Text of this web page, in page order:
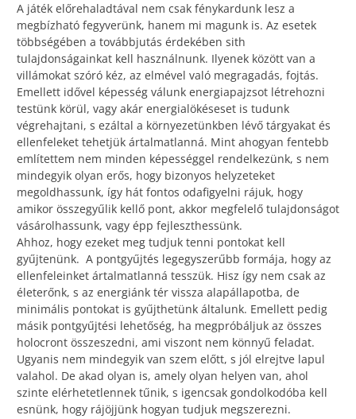
A játék előrehaladtával nem csak fénykardunk lesz a
megbízható fegyverünk, hanem mi magunk is. Az esetek
többségében a továbbjutás érdekében sith
tulajdonságainkat kell használnunk. Ilyenek között van a
villámokat szóró kéz, az elmével való megragadás, fojtás.
Emellett idővel képesség válunk energiapajzsot létrehozni
testünk körül, vagy akár energialökéseset is tudunk
végrehajtani, s ezáltal a környezetünkben lévő tárgyakat és
ellenfeleket tehetjük ártalmatlanná. Mint ahogyan fentebb
említettem nem minden képességgel rendelkezünk, s nem
mindegyik olyan erős, hogy bizonyos helyzeteket
megoldhassunk, így hát fontos odafigyelni rájuk, hogy
amikor összegyűlik kellő pont, akkor megfelelő tulajdonságot
vásárolhassunk, vagy épp fejleszthessünk.
Ahhoz, hogy ezeket meg tudjuk tenni pontokat kell
gyűjtenünk. A pontgyűjtés legegyszerűbb formája, hogy az
ellenfeleinket ártalmatlanná tesszük. Hisz így nem csak az
életerőnk, s az energiánk tér vissza alapállapotba, de
minimális pontokat is gyűjthetünk általunk. Emellett pedig
másik pontgyűjtési lehetőség, ha megpróbáljuk az összes
holocront összeszedni, ami viszont nem könnyű feladat.
Ugyanis nem mindegyik van szem előtt, s jól elrejtve lapul
valahol. De akad olyan is, amely olyan helyen van, ahol
szinte elérhetetlennek tűnik, s igencsak gondolkodóba kell
esnünk, hogy rájöjjünk hogyan tudjuk megszerezni.